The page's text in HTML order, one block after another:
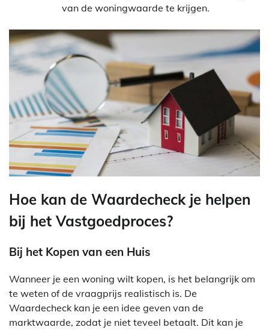
van de woningwaarde te krijgen.
Hoe kan de Waardecheck je helpen
bij het Vastgoedproces?
Bij het Kopen van een Huis
Wanneer je een woning wilt kopen, is het belangrijk om
te weten of de vraagprijs realistisch is. De
Waardecheck kan je een idee geven van de
marktwaarde, zodat je niet teveel betaalt. Dit kan je